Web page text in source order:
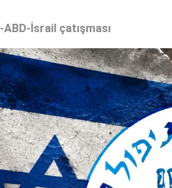
ABD-İsrail çatışması